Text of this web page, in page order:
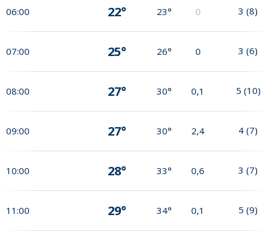
06:00 22° 23° 0 3 (8)
07:00 25° 26° 0 3 (6)
08:00 27° 30° 0,1 5 (10)
09:00 27° 30° 2,4 4 (7)
10:00 28° 33° 0,6 3 (7)
11:00 29° 34° 0,1 5 (9)